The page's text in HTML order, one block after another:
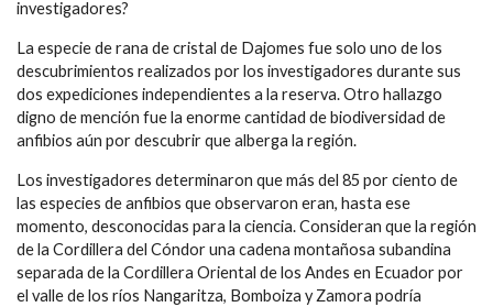
investigadores?
La especie de rana de cristal de Dajomes fue solo uno de los
descubrimientos realizados por los investigadores durante sus
dos expediciones independientes a la reserva. Otro hallazgo
digno de mención fue la enorme cantidad de biodiversidad de
anfibios aún por descubrir que alberga la región.
Los investigadores determinaron que más del 85 por ciento de
las especies de anfibios que observaron eran, hasta ese
momento, desconocidas para la ciencia. Consideran que la región
de la Cordillera del Cóndor una cadena montañosa subandina
separada de la Cordillera Oriental de los Andes en Ecuador por
el valle de los ríos Nangaritza, Bomboiza y Zamora podría